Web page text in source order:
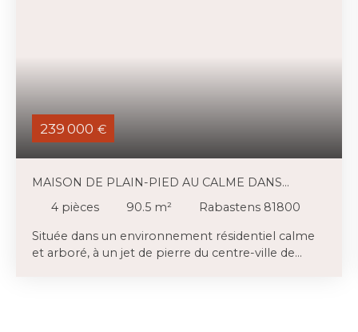
239 000 €
MAISON DE PLAIN-PIED AU CALME DANS
RABASTENS
4 pièces 90.5 m²
Rabastens 81800
Située dans un environnement résidentiel calme
et arboré, à un jet de pierre du centre-ville de